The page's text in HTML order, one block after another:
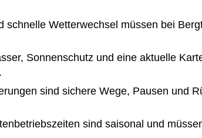
schnelle Wetterwechsel müssen bei
Sonnenschutz und eine aktuelle
sind sichere Wege, Pausen und
sind saisonal und